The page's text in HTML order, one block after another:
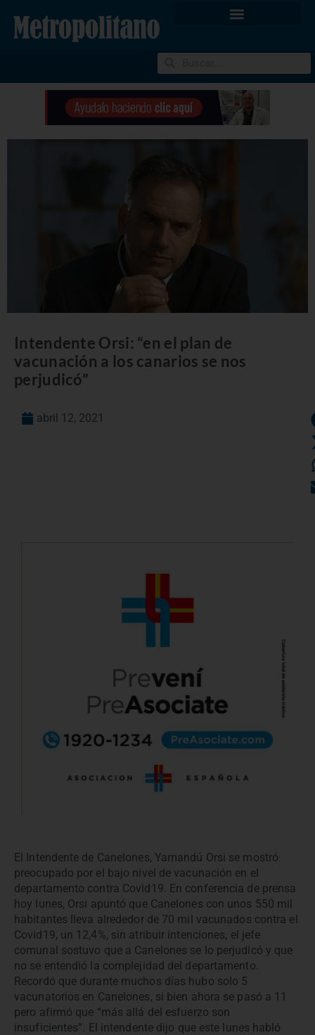
Intendente Orsi: “en el plan de
vacunación a los canarios se nos
perjudicó”
abril 12, 2021
El Intendente de Canelones, Yamandú Orsi se mostró
preocupado por el bajo nivel de vacunación en el
departamento contra Covid19. En conferencia de prensa
hoy lunes, Orsi apuntó que Canelones con unos 550 mil
habitantes lleva alrededor de 70 mil vacunados contra el
Covid19, un 12,4%, sin atribuir intenciones, el jefe
comunal sostuvo que a Canelones se lo perjudicó y que
no se entendió la complejidad del departamento.
Recordó que durante muchos días hubo solo 5
vacunatorios en Canelones, si bien ahora se pasó a 11
pero afirmó que “más allá del esfuerzo son
insuficientes”. El intendente dijo que este lunes habló